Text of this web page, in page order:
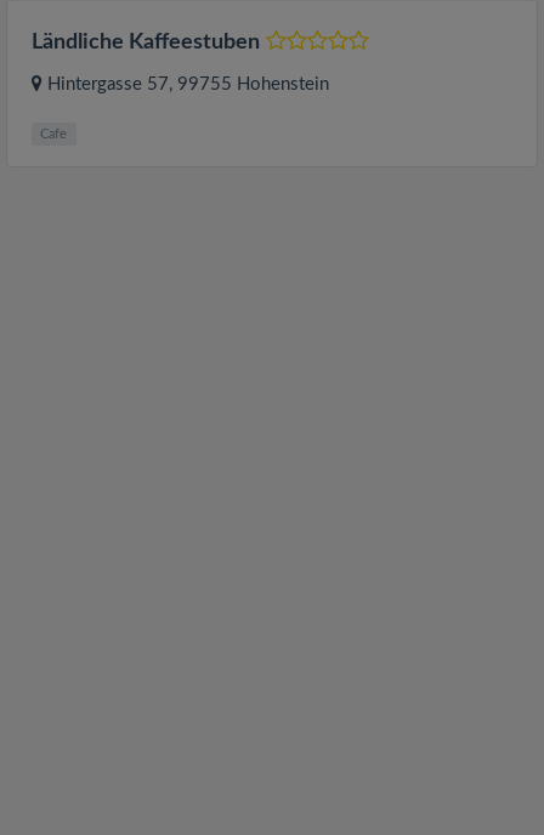
Ländliche Kaffeestuben
Hintergasse 57, 99755 Hohenstein
Cafe